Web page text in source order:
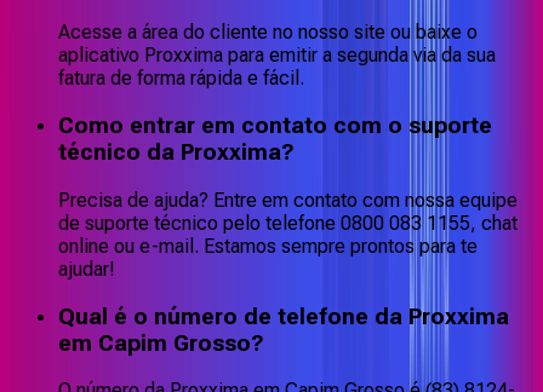
Acesse a área do cliente no nosso site ou baixe o
aplicativo Proxxima para emitir a segunda via da sua
fatura de forma rápida e fácil.
Como entrar em contato com o suporte
técnico da Proxxima?
Precisa de ajuda? Entre em contato com nossa equipe
de suporte técnico pelo telefone 0800 083 1155, chat
online ou e-mail. Estamos sempre prontos para te
ajudar!
Qual é o número de telefone da Proxxima
em Capim Grosso?